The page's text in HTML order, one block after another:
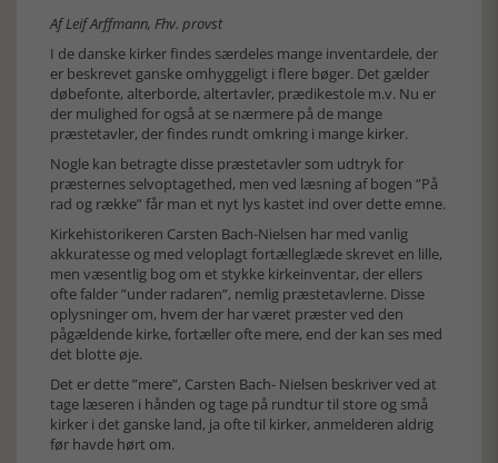
Af Leif Arffmann, Fhv. provst
I de danske kirker findes særdeles mange inventardele, der
er beskrevet ganske omhyggeligt i flere bøger. Det gælder
døbefonte, alterborde, altertavler, prædikestole m.v. Nu er
der mulighed for også at se nærmere på de mange
præstetavler, der findes rundt omkring i mange kirker.
Nogle kan betragte disse præstetavler som udtryk for
præsternes selvoptagethed, men ved læsning af bogen ”På
rad og række” får man et nyt lys kastet ind over dette emne.
Kirkehistorikeren Carsten Bach-Nielsen har med vanlig
akkuratesse og med veloplagt fortælleglæde skrevet en lille,
men væsentlig bog om et stykke kirkeinventar, der ellers
ofte falder ”under radaren”, nemlig præstetavlerne. Disse
oplysninger om, hvem der har været præster ved den
pågældende kirke, fortæller ofte mere, end der kan ses med
det blotte øje.
Det er dette ”mere”, Carsten Bach- Nielsen beskriver ved at
tage læseren i hånden og tage på rundtur til store og små
kirker i det ganske land, ja ofte til kirker, anmelderen aldrig
før havde hørt om.